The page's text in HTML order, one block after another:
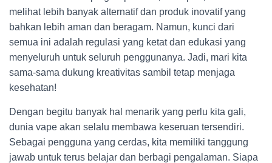
melihat lebih banyak alternatif dan produk inovatif yang
bahkan lebih aman dan beragam. Namun, kunci dari
semua ini adalah regulasi yang ketat dan edukasi yang
menyeluruh untuk seluruh penggunanya. Jadi, mari kita
sama-sama dukung kreativitas sambil tetap menjaga
kesehatan!
Dengan begitu banyak hal menarik yang perlu kita gali,
dunia vape akan selalu membawa keseruan tersendiri.
Sebagai pengguna yang cerdas, kita memiliki tanggung
jawab untuk terus belajar dan berbagi pengalaman. Siapa